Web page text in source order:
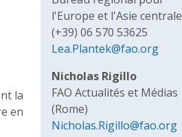
la
en
l'Europe et l'Asie centrale
(+39) 06 570 53625
Lea.Plantek@fao.org
Nicholas Rigillo
FAO Actualités et Médias
(Rome)
Nicholas.Rigillo@fao.org